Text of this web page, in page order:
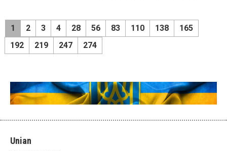
1 2 3 4 28 56 83 110 138
165
192
219 247 274
Unian